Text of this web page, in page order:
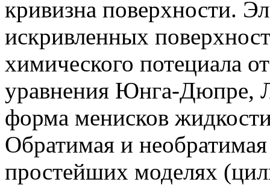
кривизна поверхности.
искривленных
химического потециала
уравнения Юнга-Дюпре,
форма менисков
Обратимая и
простейших моделях